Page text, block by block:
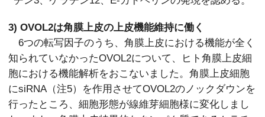
3) OVOL2は角膜上皮の上皮機能維持に働く
6つの転写因子のうち、角膜上皮における機能が全く
知られていなかったOVOL2について、ヒト角膜上皮細
胞における機能解析をおこないました。角膜上皮細胞
にsiRNA（注5）を作用させてOVOL2のノックダウンを
行ったところ、細胞形態が線維芽細胞様に変化しまし